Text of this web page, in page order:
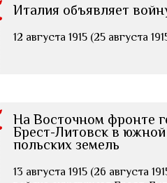
Италия объявляет
12 августа 1915 (25 августа
На Восточном фронте
Брест-Литовск в
польских земель
13 августа 1915 (26 августа